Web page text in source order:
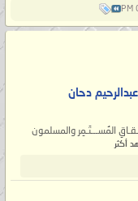
دحان
المُســـتَـمِر والمسلمون
أكثر